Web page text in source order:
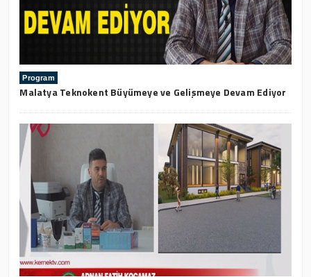
Program
Malatya Teknokent Büyümeye ve Gelişmeye Devam Ediyor